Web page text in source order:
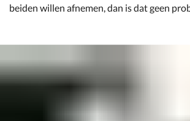
beiden willen afnemen, dan is dat geen